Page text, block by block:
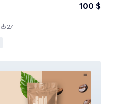
100 $
27